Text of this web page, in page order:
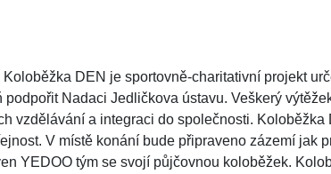
DEN je sportovně-charitativní projekt
Nadaci Jedličkova ústavu. Veškerý
vzdělávání a integraci do společnosti. Koloběžka
V místě konání bude připraveno zázemí jak
YEDOO tým se svojí půjčovnou koloběžek.